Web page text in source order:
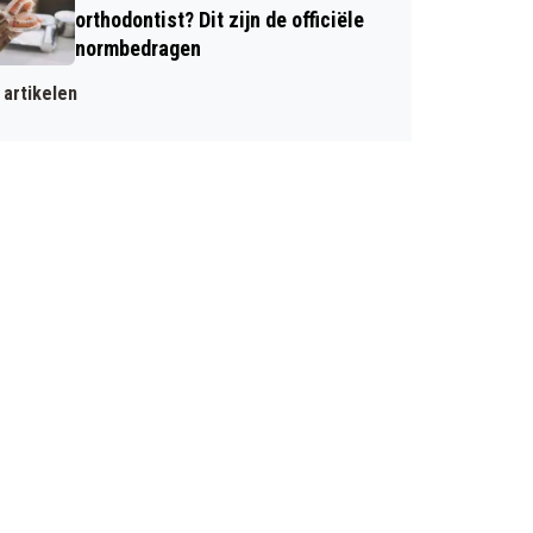
orthodontist? Dit zijn de officiële
normbedragen
artikelen